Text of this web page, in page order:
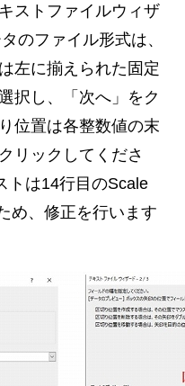
ストファイルウィザ
のファイル形式は、
左に揃えられた固定
択し、「次へ」をク
位置は各整数値の末
リックしてくださ
トは14行目のScale
め、修正を行います